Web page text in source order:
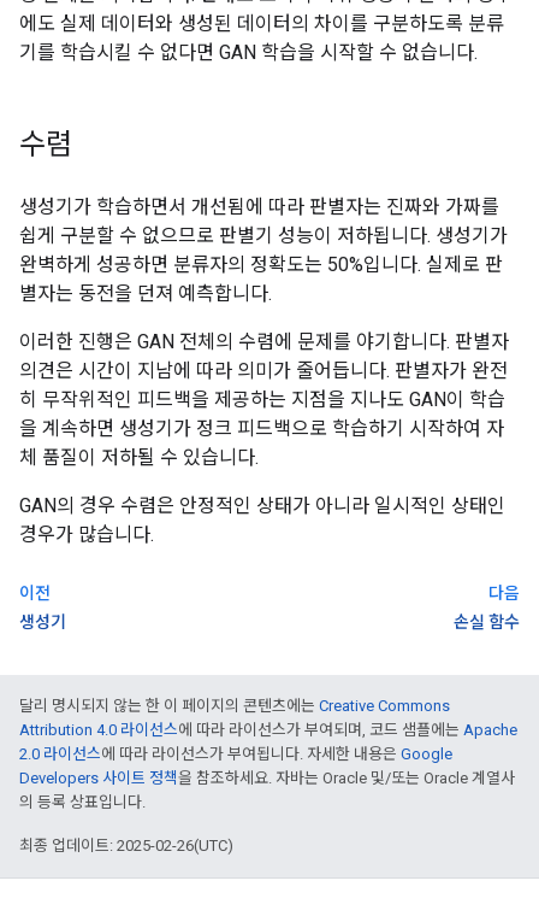
에도 실제 데이터와 생성된 데이터의 차이를 구분하도록 분류
기를 학습시킬 수 없다면 GAN 학습을 시작할 수 없습니다.
수렴
생성기가 학습하면서 개선됨에 따라 판별자는 진짜와 가짜를
쉽게 구분할 수 없으므로 판별기 성능이 저하됩니다. 생성기가
완벽하게 성공하면 분류자의 정확도는 50%입니다. 실제로 판
별자는 동전을 던져 예측합니다.
이러한 진행은 GAN 전체의 수렴에 문제를 야기합니다. 판별자
의견은 시간이 지남에 따라 의미가 줄어듭니다. 판별자가 완전
히 무작위적인 피드백을 제공하는 지점을 지나도 GAN이 학습
을 계속하면 생성기가 정크 피드백으로 학습하기 시작하여 자
체 품질이 저하될 수 있습니다.
GAN의 경우 수렴은 안정적인 상태가 아니라 일시적인 상태인
경우가 많습니다.
이전
생성기
다음
손실 함수
달리 명시되지 않는 한 이 페이지의 콘텐츠에는 Creative Commons
Attribution 4.0 라이선스에 따라 라이선스가 부여되며, 코드 샘플에는 Apache
2.0 라이선스에 따라 라이선스가 부여됩니다. 자세한 내용은 Google
Developers 사이트 정책을 참조하세요. 자바는 Oracle 및/또는 Oracle 계열사
의 등록 상표입니다.
최종 업데이트: 2025-02-26(UTC)